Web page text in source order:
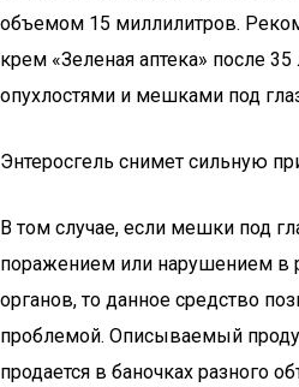
объемом 15 миллилитров.
крем «Зеленая аптека» после
опухлостями и мешками под
Энтеросгель снимет сильную
В том случае, если мешки под
поражением или нарушением в
органов, то данное средство
проблемой. Описываемый
продается в баночках разного